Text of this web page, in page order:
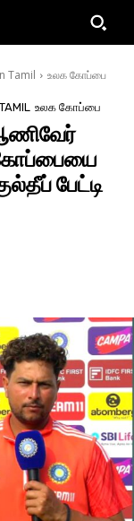
Tamil உலக கோப்பை
உலக கோப்பை
பேட்டி